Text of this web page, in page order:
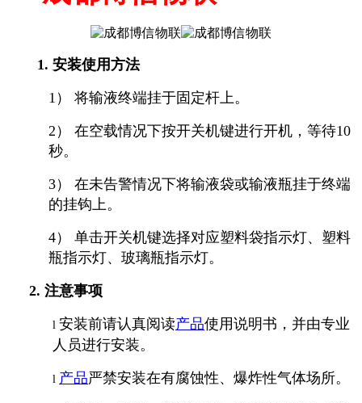
1. 安装使用方法
1） 将输液终端挂于固定杆上。
2） 在空载情况下按开关机键进行开机，等待10
秒。
3） 在未告警情况下将输液袋或输液瓶挂于终端
的挂钩上。
4） 单击开关机键选择对应塑料袋指示灯、塑料
瓶指示灯、玻璃瓶指示灯。
2. 注意事项
l 安装前请认真阅读产品使用说明书，并由专业
人员进行安装。
l 产品严禁安装在有腐蚀性、爆炸性气体场所。